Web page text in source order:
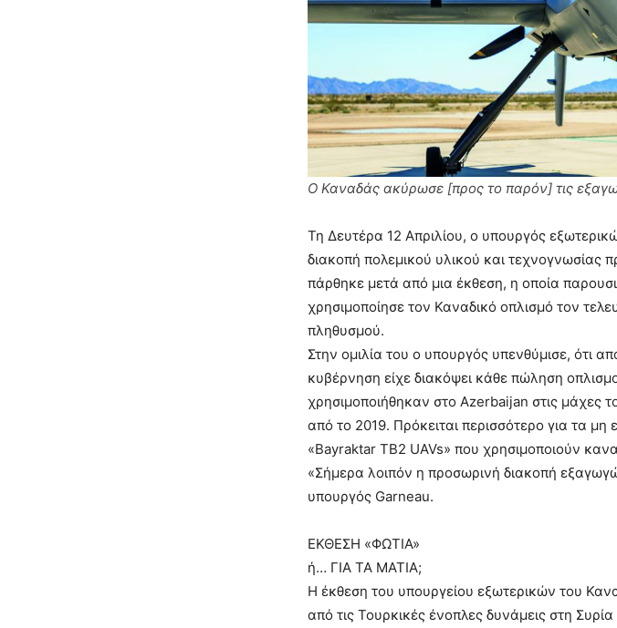
Ο Καναδάς ακύρωσε [προς το παρόν] τις
Τη Δευτέρα 12 Απριλίου, ο υπουργός
διακοπή πολεμικού υλικού και
πάρθηκε μετά από μια έκθεση, η οποία
χρησιμοποίησε τον Καναδικό οπλισμό τον
πληθυσμού.
Στην ομιλία του ο υπουργός υπενθύμισε, ότι
κυβέρνηση είχε διακόψει κάθε πώληση
χρησιμοποιήθηκαν στο Azerbaijan στις μάχες
από το 2019. Πρόκειται περισσότερο για τα
«Bayraktar TB2 UAVs» που χρησιμοποιούν
«Σήμερα λοιπόν η προσωρινή διακοπή
υπουργός Garneau.
ΕΚΘΕΣΗ «ΦΩΤΙΑ»
ή… ΓΙΑ ΤΑ ΜΑΤΙΑ;
Η έκθεση του υπουργείου εξωτερικών του
από τις Τουρκικές ένοπλες δυνάμεις στη